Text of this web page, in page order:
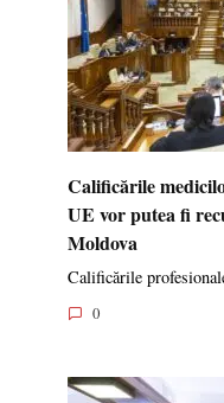
Calificările
UE vor putea fi
Moldova
Calificările
0